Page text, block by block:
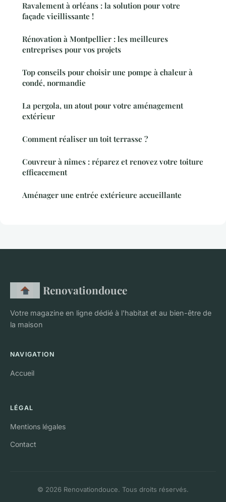
Ravalement à orléans : la solution pour votre
façade vieillissante !
Rénovation à Montpellier : les meilleures
entreprises pour vos projets
Top conseils pour choisir une pompe à chaleur à
condé, normandie
La pergola, un atout pour votre aménagement
extérieur
Comment réaliser un toit terrasse ?
Couvreur à nîmes : réparez et renovez votre toiture
efficacement
Aménager une entrée extérieure accueillante
Renovationdouce
Votre magazine en ligne dédié à l'habitat et au bien-être de
la maison
NAVIGATION
Accueil
LÉGAL
Mentions légales
Contact
© 2026 Renovationdouce. Tous droits réservés.